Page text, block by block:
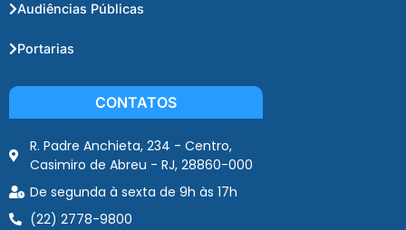
Audiências Públicas
Portarias
CONTATOS
R. Padre Anchieta, 234 - Centro,
Casimiro de Abreu - RJ, 28860-000
De segunda à sexta de 9h às 17h
(22) 2778-9800